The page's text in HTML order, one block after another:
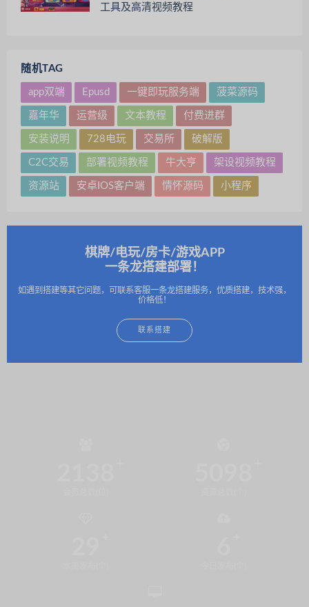
工具及高清视频教程
随机TAG
app双端 Epusd 一键即玩服务端 菠菜源码
嘉年华 运营级 文本教程 付费进群
安装说明 728电玩 交易所 破解版
C2C交易 部署视频教程 牛大亨 架设视频教程
资源站 安卓IOS客户端 情怀源码 小程序
棋牌/电玩/房卡/游戏APP
一条龙搭建部署！
如遇到搭建等其它问题，可联系客服一条龙搭建服务，优质搭建，技术强，
价格低！
联系搭建